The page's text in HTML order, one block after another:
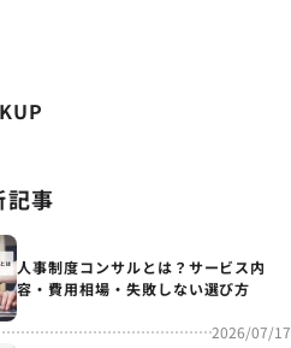
記事
人事制度コンサルとは？サービス内
容・費用相場・失敗しない選び方
2026/07/17